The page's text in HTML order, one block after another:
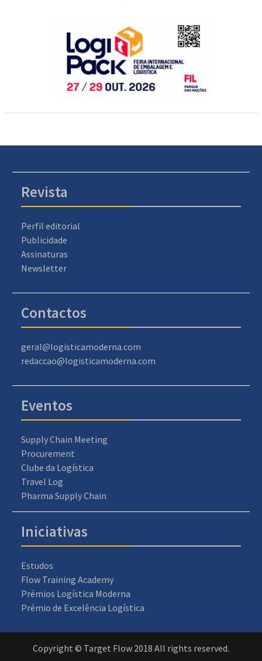
Revista
Perfil editorial
Publicidade
Assinaturas
Newsletter
Contactos
geral@logisticamoderna.com
redaccao@logisticamoderna.com
Eventos
Supply Chain Meeting
Procurement
Clube da Logística
Travel Log
Pharma Supply Chain
Iniciativas
Estudos
Flow Training Academy
Prémios Logística Moderna
Prémio de Excelência Logística
Copyright © Target Flow 2018 All rights reserved.